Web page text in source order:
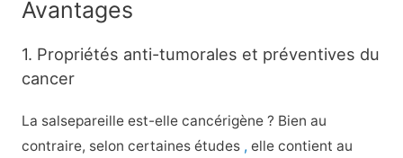
Avantages
1. Propriétés anti-tumorales et préventives du
cancer
La salsepareille est-elle cancérigène ? Bien au
contraire, selon certaines études , elle contient au